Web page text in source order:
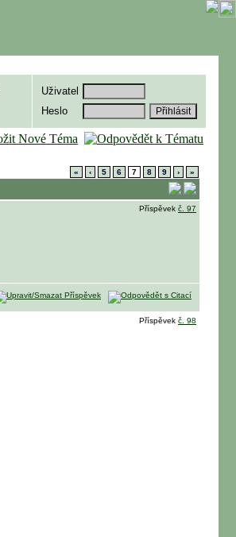
Uživatel
Heslo
« ‹ 5 6 7 8 9 ›
»
Příspěvek č. 97
Příspěvek č. 98